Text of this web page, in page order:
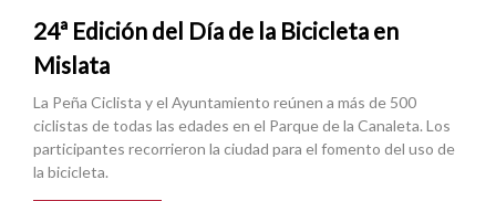
24ª Edición del Día de la Bicicleta en
Mislata
La Peña Ciclista y el Ayuntamiento reúnen a más de 500
ciclistas de todas las edades en el Parque de la Canaleta. Los
participantes recorrieron la ciudad para el fomento del uso de
la bicicleta.